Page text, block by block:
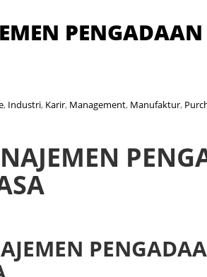
PENGADAAN
, Industri, Karir, Management, Manufaktur,